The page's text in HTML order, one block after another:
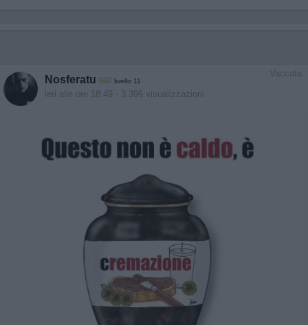
Vaccata
Nosferatu livello 11
ieri alle ore 18:49 - 3.396 visualizzazioni